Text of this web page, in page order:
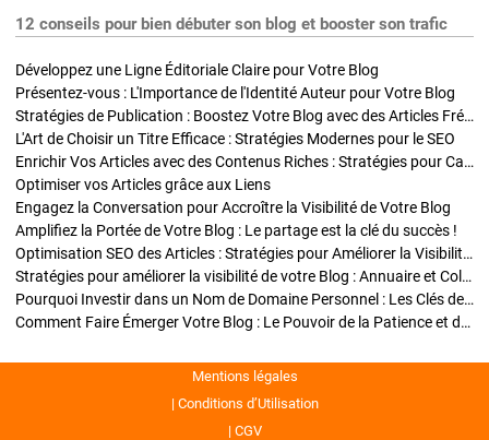
12 conseils pour bien débuter son blog et booster son trafic
Développez une Ligne Éditoriale Claire pour Votre Blog
Présentez-vous : L'Importance de l'Identité Auteur pour Votre Blog
Stratégies de Publication : Boostez Votre Blog avec des Articles Fréquents et Exclusifs
L'Art de Choisir un Titre Efficace : Stratégies Modernes pour le SEO
Enrichir Vos Articles avec des Contenus Riches : Stratégies pour Captiver et Optimiser
Optimiser vos Articles grâce aux Liens
Engagez la Conversation pour Accroître la Visibilité de Votre Blog
Amplifiez la Portée de Votre Blog : Le partage est la clé du succès !
Optimisation SEO des Articles : Stratégies pour Améliorer la Visibilité de Votre Blog
Stratégies pour améliorer la visibilité de votre Blog : Annuaire et Collaborations
Pourquoi Investir dans un Nom de Domaine Personnel : Les Clés de la Réussite de Votre Blog
Comment Faire Émerger Votre Blog : Le Pouvoir de la Patience et de la Persévérance
Mentions légales
Conditions d’Utilisation
CGV